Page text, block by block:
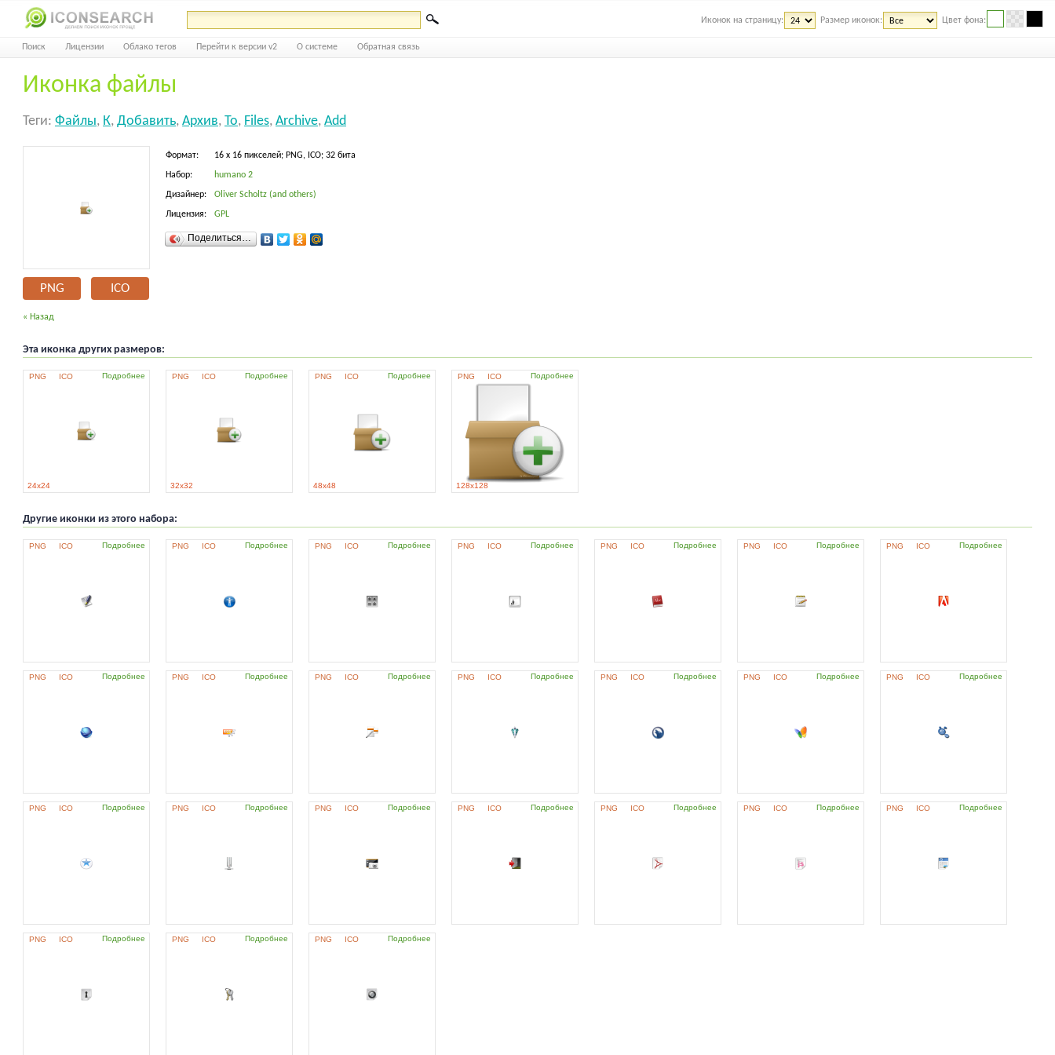
Иконок на страницу: Размер иконок: Цвет фона:
Поиск Лицензии Облако тегов Перейти к версии v2 О системе Обратная связь
Иконка файлы
Теги: Файлы, К, Добавить, Архив, To, Files, Archive, Add
PNG ICO
Формат: 16 x 16 пикселей; PNG, ICO; 32 бита
Набор: humano 2
Дизайнер: Oliver Scholtz (and others)
Лицензия: GPL
Поделиться…
« Назад
Эта иконка других размеров:
PNG ICO Подробнее
24x24
PNG ICO Подробнее
32x32
PNG ICO Подробнее
48x48
PNG ICO Подробнее
128x128
Другие иконки из этого набора:
PNG ICO Подробнее PNG ICO Подробнее PNG ICO Подробнее PNG ICO Подробнее PNG ICO Подробнее PNG ICO Подробнее PNG ICO Подробнее
PNG ICO Подробнее PNG ICO Подробнее PNG ICO Подробнее PNG ICO Подробнее PNG ICO Подробнее PNG ICO Подробнее PNG ICO Подробнее
PNG ICO Подробнее PNG ICO Подробнее PNG ICO Подробнее PNG ICO Подробнее PNG ICO Подробнее PNG ICO Подробнее PNG ICO Подробнее
PNG ICO Подробнее PNG ICO Подробнее PNG ICO Подробнее